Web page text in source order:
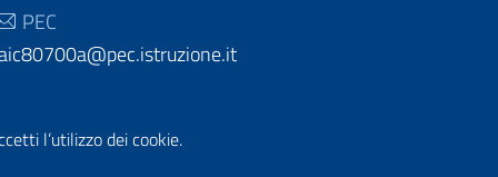
l’utilizzo dei cookie.
PEC